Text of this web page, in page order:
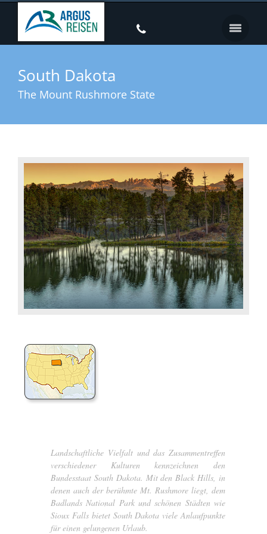
South Dakota
The Mount Rushmore State
Landschaftliche Vielfalt und das Zusammentreffen
verschiedener Kulturen kennzeichnen den
Bundesstaat South Dakota. Mit den Black Hills, in
denen auch der berühmte Mt. Rushmore liegt, dem
Badlands National Park und schönen Städten wie
Sioux Falls bietet South Dakota viele Anlaufpunkte
für einen gelungenen Urlaub.